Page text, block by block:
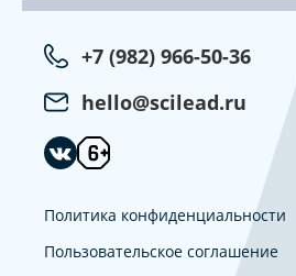
+7 (982) 966-50-36
hello@scilead.ru
Политика конфиденциальности
Пользовательское соглашение